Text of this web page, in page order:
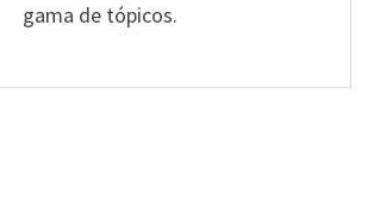
gama de tópicos.